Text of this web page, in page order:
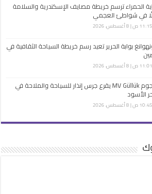
الحمراء ترسم خريطة مصايف الإسكندرية والسلامة
في شواطئ العجمي
11:15 ص | 8 أغسطس، 2026
بوابة الحرير تعيد رسم خريطة السياحة الثقافية في
11:01 ص | 8 أغسطس، 2026
هجوم MV Güllük يقرع جرس إنذار للسياحة والملاحة في
الأسود
10:45 ص | 8 أغسطس، 2026